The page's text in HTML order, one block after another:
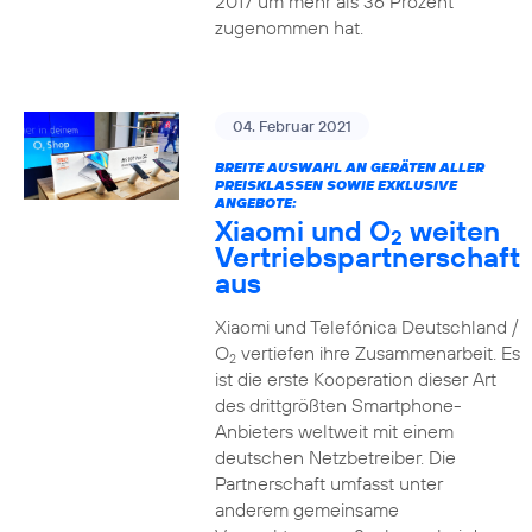
zugenommen hat.
04. Februar 2021
BREITE AUSWAHL AN GERÄTEN ALLER
PREISKLASSEN SOWIE EXKLUSIVE
ANGEBOTE:
Xiaomi und O2 weiten
Vertriebspartnerschaft
aus
Xiaomi und Telefónica Deutschland /
O2vertiefen ihre Zusammenarbeit. Es
ist die erste Kooperation dieser Art
des drittgrößten Smartphone-
Anbieters weltweit mit einem
deutschen Netzbetreiber. Die
Partnerschaft umfasst unter
anderem gemeinsame